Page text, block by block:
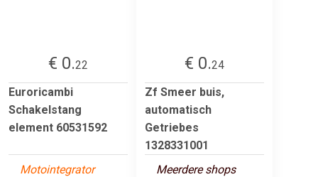
€ 0.22
Euroricambi
Schakelstang
element 60531592
Motointegrator
€ 0.24
Zf Smeer buis,
automatisch
Getriebes
1328331001
Meerdere shops